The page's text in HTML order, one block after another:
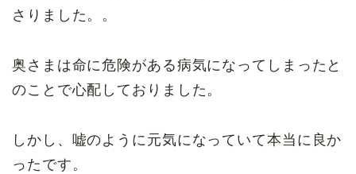
さりました。。
奥さまは命に危険がある病気になってしまったと
のことで心配しておりました。
しかし、嘘のように元気になっていて本当に良か
ったです。